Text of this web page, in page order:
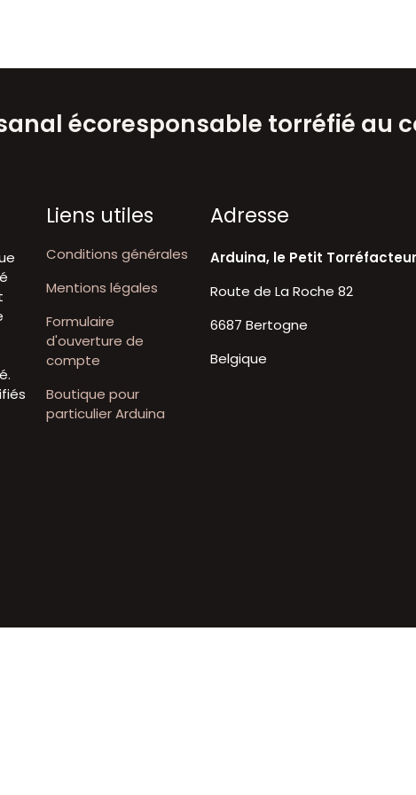
écoresponsable torréfié au
A​dresse
Arduina, le Petit Torréfacteur
Route de La Roche 82
6687 Bertogne
Belgique
Liens utiles
Conditions générales
Mentions légales
Formulaire
d'ouverture de
compte
Boutique pour
particulier Arduina